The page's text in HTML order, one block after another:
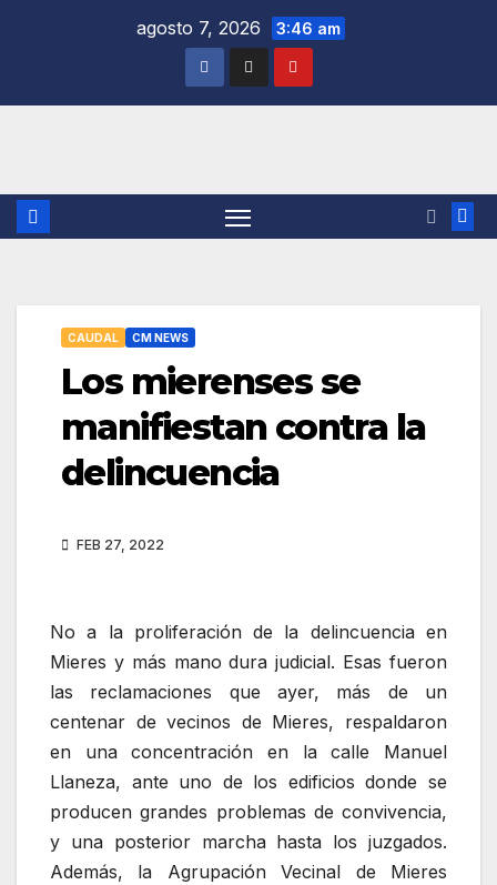
agosto 7, 2026 3:46 am
CAUDAL CM NEWS
Los mierenses se
manifiestan contra la
delincuencia
FEB 27, 2022
No a la proliferación de la delincuencia en
Mieres y más mano dura judicial. Esas fueron
las reclamaciones que ayer, más de un
centenar de vecinos de Mieres, respaldaron
en una concentración en la calle Manuel
Llaneza, ante uno de los edificios donde se
producen grandes problemas de convivencia,
y una posterior marcha hasta los juzgados.
Además, la Agrupación Vecinal de Mieres